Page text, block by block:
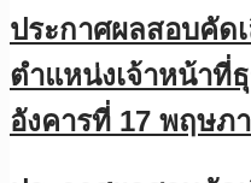
ประกาศผลสอบคัด
ตำแหน่งเจ้าหน้าที่
อังคารที่ 17 พฤษภ